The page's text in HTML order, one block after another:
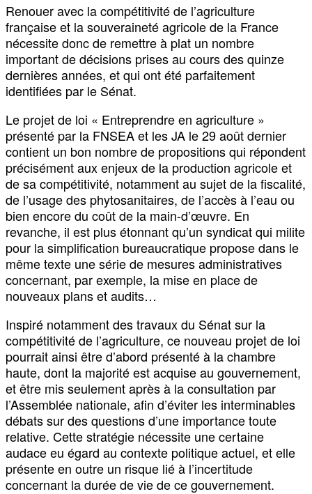
Renouer avec la compétitivité de l’agriculture
française et la souveraineté agricole de la France
nécessite donc de remettre à plat un nombre
important de décisions prises au cours des quinze
dernières années, et qui ont été parfaitement
identifiées par le Sénat.
Le projet de loi « Entreprendre en agriculture »
présenté par la FNSEA et les JA le 29 août dernier
contient un bon nombre de propositions qui répondent
précisément aux enjeux de la production agricole et
de sa compétitivité, notamment au sujet de la fiscalité,
de l’usage des phytosanitaires, de l’accès à l’eau ou
bien encore du coût de la main-d’œuvre. En
revanche, il est plus étonnant qu’un syndicat qui milite
pour la simplification bureaucratique propose dans le
même texte une série de mesures administratives
concernant, par exemple, la mise en place de
nouveaux plans et audits…
Inspiré notamment des travaux du Sénat sur la
compétitivité de l’agriculture, ce nouveau projet de loi
pourrait ainsi être d’abord présenté à la chambre
haute, dont la majorité est acquise au gouvernement,
et être mis seulement après à la consultation par
l’Assemblée nationale, afin d’éviter les interminables
débats sur des questions d’une importance toute
relative. Cette stratégie nécessite une certaine
audace eu égard au contexte politique actuel, et elle
présente en outre un risque lié à l’incertitude
concernant la durée de vie de ce gouvernement.